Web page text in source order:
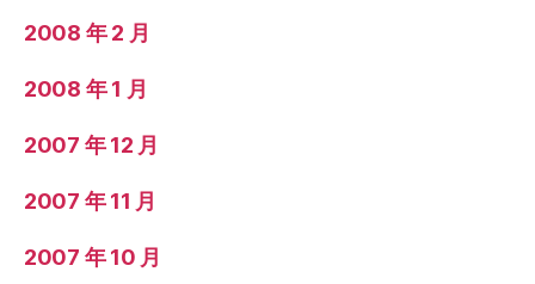
2008 年 2 月
2008 年 1 月
2007 年 12 月
2007 年 11 月
2007 年 10 月